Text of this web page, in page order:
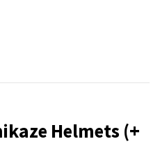
Helmets (+